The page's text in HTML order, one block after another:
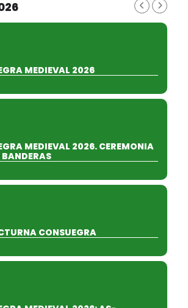
MEDIEVAL 2026
MEDIEVAL 2026. CEREMONIA
CONSUEGRA